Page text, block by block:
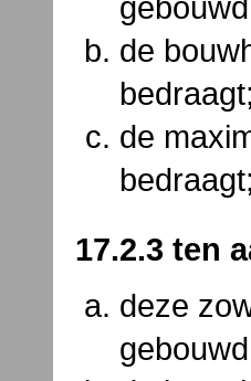
de
bedraagt;
de
bedraagt;
17.2.3 ten
deze